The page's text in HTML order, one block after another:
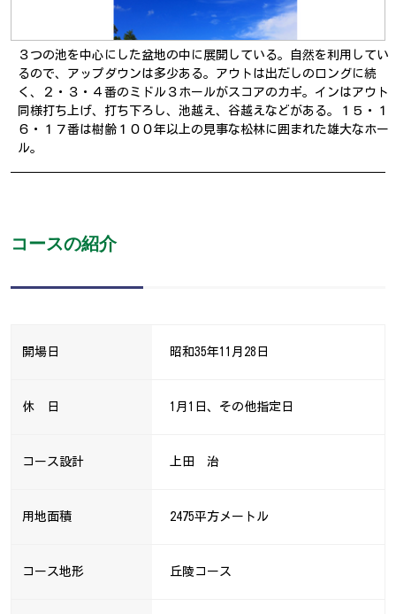
３つの池を中心にした盆地の中に展開している。自然を利用してい
るので、アップダウンは多少ある。アウトは出だしのロングに続
く、２・３・４番のミドル３ホールがスコアのカギ。インはアウト
同様打ち上げ、打ち下ろし、池越え、谷越えなどがある。１５・１
６・１７番は樹齢１００年以上の見事な松林に囲まれた雄大なホー
ル。
コースの紹介
開場日 昭和35年11月28日
休 日 1月1日、その他指定日
コース設計 上田 治
用地面積 2475平方メートル
コース地形 丘陵コース